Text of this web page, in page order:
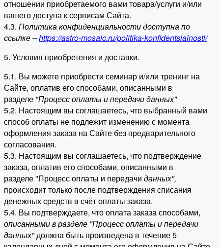
отношении приобретаемого вами товара/услуги и/или
вашего доступа к сервисам Сайта.
4.3. Политика конфиденциальности доступна по
ссылке –https://astro-mosaic.ru/politika-konfidentsialnosti/
5. Условия приобретения и доставки.
5.1. Вы можете приобрести семинар и/или тренинг на
Сайте, оплатив его способами, описанными в
разделе "Процесс оплаты и передачи данных"
5.2. Настоящим вы соглашаетесь, что выбранный вами
способ оплаты не подлежит изменению с момента
оформления заказа на Сайте без предварительного
согласования.
5.3. Настоящим вы соглашаетесь, что подтверждение
заказа, оплатив его способами, описанными в
разделе "Процесс оплаты и передачи данных",
происходит только после подтверждения списания
денежных средств в счёт оплаты заказа.
5.4. Вы подтверждаете, что оплата заказа способами,
описанными в разделе "Процесс оплаты и передачи
данных"должна быть произведена в течение 5